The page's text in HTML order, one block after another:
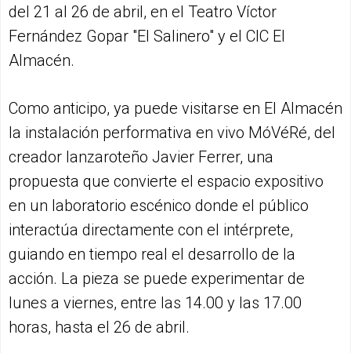
del 21 al 26 de abril, en el Teatro Víctor
Fernández Gopar "El Salinero" y el CIC El
Almacén.
Como anticipo, ya puede visitarse en El Almacén
la instalación performativa en vivo MóVéRé, del
creador lanzaroteño Javier Ferrer, una
propuesta que convierte el espacio expositivo
en un laboratorio escénico donde el público
interactúa directamente con el intérprete,
guiando en tiempo real el desarrollo de la
acción. La pieza se puede experimentar de
lunes a viernes, entre las 14.00 y las 17.00
horas, hasta el 26 de abril.